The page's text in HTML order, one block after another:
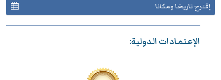
إقترح تاريخا ومكانا
الإعتمادات الدولية: